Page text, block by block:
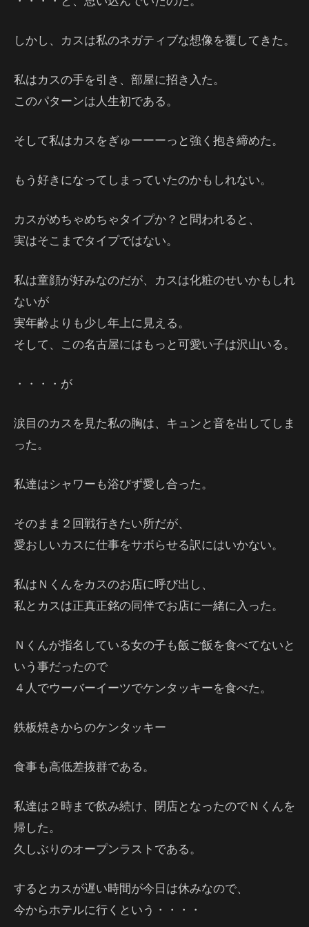
しかし、カスは私のネガティブな想像を覆してきた。
私はカスの手を引き、部屋に招き入た。
このパターンは人生初である。
そして私はカスをぎゅーーーっと強く抱き締めた。
もう好きになってしまっていたのかもしれない。
カスがめちゃめちゃタイプか？と問われると、
実はそこまでタイプではない。
私は童顔が好みなのだが、カスは化粧のせいかもしれ
ないが
実年齢よりも少し年上に見える。
そして、この名古屋にはもっと可愛い子は沢山いる。
・・・・が
涙目のカスを見た私の胸は、キュンと音を出してしま
った。
私達はシャワーも浴びず愛し合った。
そのまま２回戦行きたい所だが、
愛おしいカスに仕事をサボらせる訳にはいかない。
私はＮくんをカスのお店に呼び出し、
私とカスは正真正銘の同伴でお店に一緒に入った。
Ｎくんが指名している女の子も飯ご飯を食べてないと
いう事だったので
４人でウーバーイーツでケンタッキーを食べた。
鉄板焼きからのケンタッキー
食事も高低差抜群である。
私達は２時まで飲み続け、閉店となったのでＮくんを
帰した。
久しぶりのオープンラストである。
するとカスが遅い時間が今日は休みなので、
今からホテルに行くという・・・・